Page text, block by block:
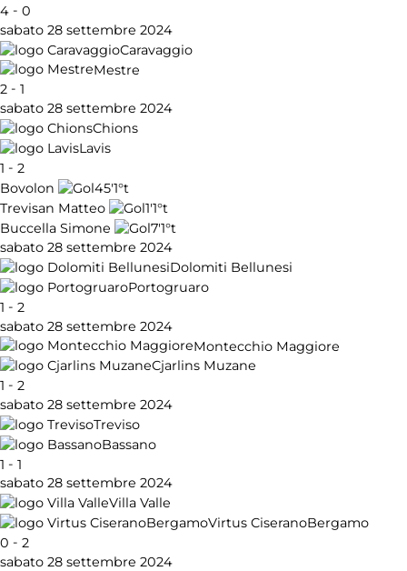
4 - 0
sabato 28 settembre 2024
Caravaggio
Mestre
2 - 1
sabato 28 settembre 2024
Chions
Lavis
1 - 2
Bovolon
45'1°t
Trevisan Matteo
1'1°t
Buccella Simone
7'1°t
sabato 28 settembre 2024
Dolomiti Bellunesi
Portogruaro
1 - 2
sabato 28 settembre 2024
Montecchio Maggiore
Cjarlins Muzane
1 - 2
sabato 28 settembre 2024
Treviso
Bassano
1 - 1
sabato 28 settembre 2024
Villa Valle
Virtus CiseranoBergamo
0 - 2
sabato 28 settembre 2024